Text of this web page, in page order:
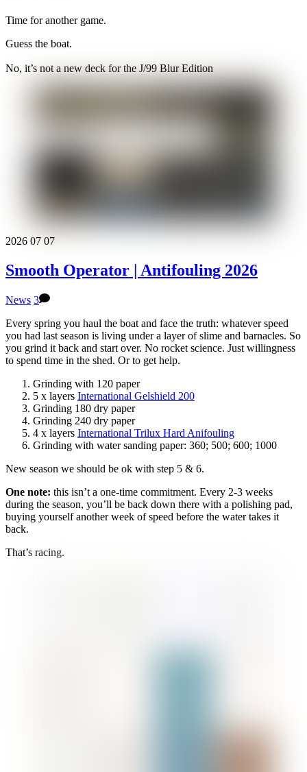
Time for another game.
Guess the boat.
No, it’s not a new deck for the J/99 Blur Edition
2026 07 07
Smooth Operator | Antifouling 2026
News 3
Every spring you haul the boat and face the truth: whatever speed
you had last season is living under a layer of slime and barnacles. So
you grind it back and start over. No rocket science. Just willingness
to spend time in the shed. Or to get help.
Grinding with 120 paper
5 x layers International Gelshield 200
Grinding 180 dry paper
Grinding 240 dry paper
4 x layers International Trilux Hard Anifouling
Grinding with water sanding paper: 360; 500; 600; 1000
New season we should be ok with step 5 & 6.
One note: this isn’t a one-time commitment. Every 2-3 weeks
during the season, you’ll be back down there with a polishing pad,
buying yourself another week of speed before the water takes it
back.
That’s racing.